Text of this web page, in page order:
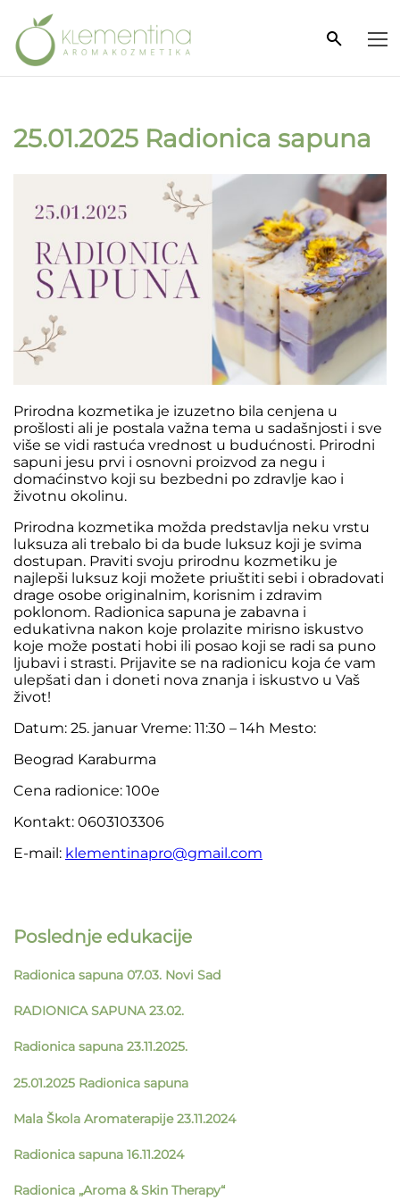
25.01.2025 Radionica sapuna
Prirodna kozmetika je izuzetno bila cenjena u
prošlosti ali je postala važna tema u sadašnjosti i sve
više se vidi rastuća vrednost u budućnosti. Prirodni
sapuni jesu prvi i osnovni proizvod za negu i
domaćinstvo koji su bezbedni po zdravlje kao i
životnu okolinu.
Prirodna kozmetika možda predstavlja neku vrstu
luksuza ali trebalo bi da bude luksuz koji je svima
dostupan. Praviti svoju prirodnu kozmetiku je
najlepši luksuz koji možete priuštiti sebi i obradovati
drage osobe originalnim, korisnim i zdravim
poklonom. Radionica sapuna je zabavna i
edukativna nakon koje prolazite mirisno iskustvo
koje može postati hobi ili posao koji se radi sa puno
ljubavi i strasti. Prijavite se na radionicu koja će vam
ulepšati dan i doneti nova znanja i iskustvo u Vaš
život!
Datum: 25. januar Vreme: 11:30 – 14h Mesto:
Beograd Karaburma
Cena radionice: 100e
Kontakt: 0603103306
E-mail: klementinapro@gmail.com
Poslednje edukacije
Radionica sapuna 07.03. Novi Sad
RADIONICA SAPUNA 23.02.
Radionica sapuna 23.11.2025.
25.01.2025 Radionica sapuna
Mala Škola Aromaterapije 23.11.2024
Radionica sapuna 16.11.2024
Radionica „Aroma & Skin Therapy“